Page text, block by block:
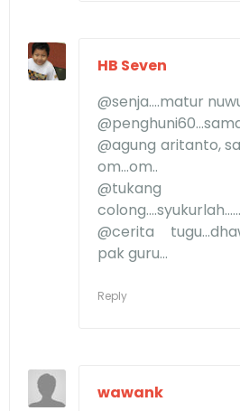
HB Seven
@senja....matur
@agung aritanto,
om...om..
@tukang
@cerita
pak guru...
Reply
wawank